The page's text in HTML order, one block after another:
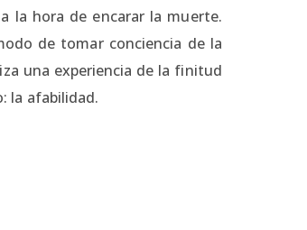
la hora de encarar la muerte.
de tomar conciencia de la
una experiencia de la finitud
la afabilidad.